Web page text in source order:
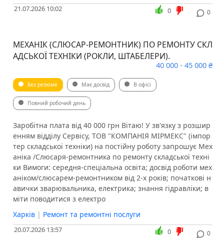
21.07.2026 10:02 0
0
МЕХАНІК (СЛЮСАР-РЕМОНТНИК) ПО РЕМОНТУ СКЛ
АДСЬКОЇ ТЕХНІКИ (РОКЛИ, ШТАБЕЛЕРИ).
40 000 - 45 000 ₴
Без резюме Має досвід В офісі
Повний робочий день
Заробітна плата від 40 000 грн Вітаю! У зв'язку з розшир
енням відділу Сервісу, ТОВ "КОМПАНІЯ МІРМЕКС" (імпор
тер складської техніки) на постійну роботу запрошує Мех
аніка /Слюсаря-ремонтника по ремонту складської техні
ки Вимоги: середня-спеціальна освіта; досвід роботи мех
аніком/слюсарем-ремонтником від 2-х років; початкові н
авички зварювальника, електрика; знання гідравліки; в
міти поводитися з електро
Харків | Ремонт та ремонтні послуги
20.07.2026 13:57 0
0